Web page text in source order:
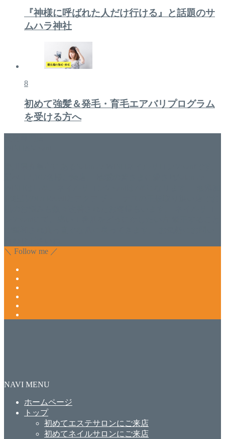
『神様に呼ばれた人だけ行ける』と話題のサ
ムハラ神社
8
初めて強髪＆発毛・育毛エアバリプログラム
を受ける方へ
＼ Follow me ／
NAVI MENU
ホームページ
トップ
初めてエステサロンにご来店
初めてネイルサロンにご来店